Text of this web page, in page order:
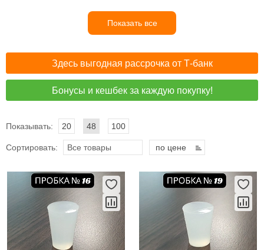
Показать все
Здесь выгодная рассрочка от Т-банк
Бонусы и кешбек за каждую покупку!
Показывать: 20 48 100
Сортировать: Все товары по цене